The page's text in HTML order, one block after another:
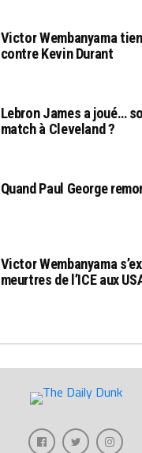
Victor Wembanyama
contre Kevin Durant
Lebron James a joué…
match à Cleveland ?
Quand Paul George
Victor Wembanyama
meurtres de l’ICE aux